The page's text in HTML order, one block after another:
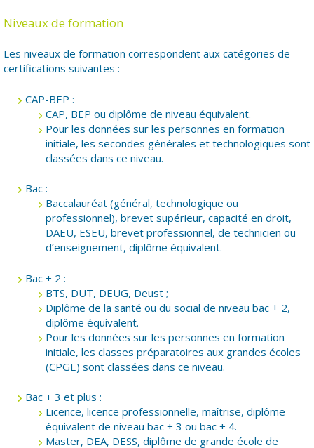
Niveaux de formation
Les niveaux de formation correspondent aux catégories de
certifications suivantes :
CAP-BEP :
CAP, BEP ou diplôme de niveau équivalent.
Pour les données sur les personnes en formation
initiale, les secondes générales et technologiques sont
classées dans ce niveau.
Bac :
Baccalauréat (général, technologique ou
professionnel), brevet supérieur, capacité en droit,
DAEU, ESEU, brevet professionnel, de technicien ou
d’enseignement, diplôme équivalent.
Bac + 2 :
BTS, DUT, DEUG, Deust ;
Diplôme de la santé ou du social de niveau bac + 2,
diplôme équivalent.
Pour les données sur les personnes en formation
initiale, les classes préparatoires aux grandes écoles
(CPGE) sont classées dans ce niveau.
Bac + 3 et plus :
Licence, licence professionnelle, maîtrise, diplôme
équivalent de niveau bac + 3 ou bac + 4.
Master, DEA, DESS, diplôme de grande école de